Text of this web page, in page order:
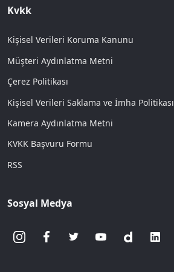
Kvkk
Kişisel Verileri Koruma Kanunu
Müşteri Aydınlatma Metni
Çerez Politikası
Kişisel Verileri Saklama ve İmha Politikası
Kamera Aydınlatma Metni
KVKK Başvuru Formu
RSS
Sosyal Medya